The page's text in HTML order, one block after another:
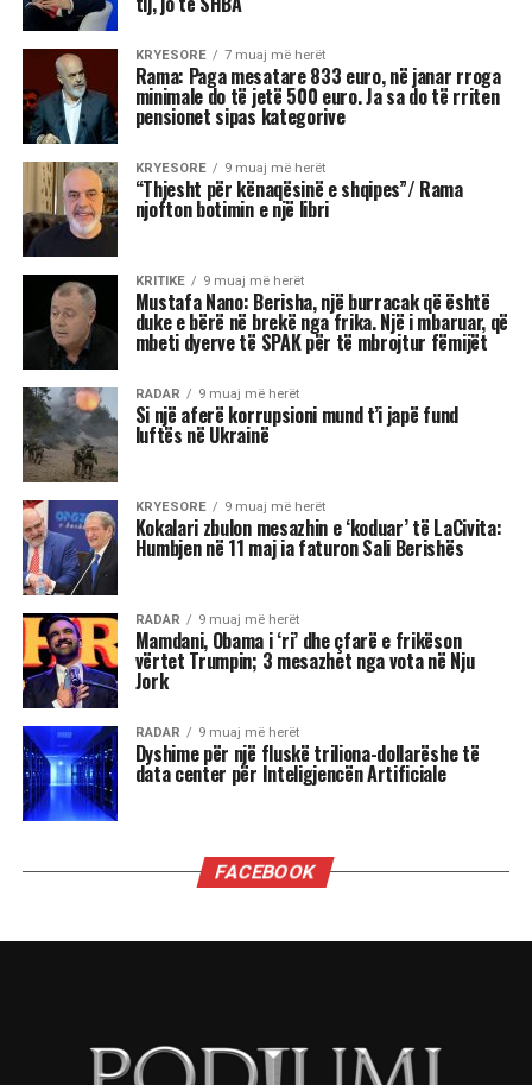
Ndiej apo ndjej? Si ndihesh apo si ndjehesh?
Të dyja janë fjalë shqipe. Bëhen joshqipe kur i
hyjnë në hise njëra-tjetrës. Kanë prejardhje dhe
kuptime të ndryshme.
“Ndiej, me ndie”, e burimit indoeuropian të
shqipes, ka dy kuptime kryesore:
– Dëgjoj. Nuk ndiej, kam dyll në veshë. E ndiem
kur këndoi.
– Kam një ndjenjë. Ndiej të ftohtë. Ndiej
keqardhje.
Kështu edhe trajtat pësore e vetvetore “Ndihem,
me u ndie”:
– Kam një ndjenjë. Ndihet i kënaqur.
-Dëgjohem. Afroju pak, se nuk ndihesh. Nuk
ndihet zhurmë.
Prej këtu emrat “ndjenjë“, “ndjesi“.
Prej këtu edhe mbiemri “i ndier” (gegnisht “i
ndiem”). Sipas Fjalorit të Akademisë së
Shkencave “i ndier” ka kuptimin: ”i dëgjuar, i
përmendur, i njohur. Burrë i ndier”.
II.
– I fal një faj a gabim dikujt. Më ndjeni për
Ndjesë pastë.